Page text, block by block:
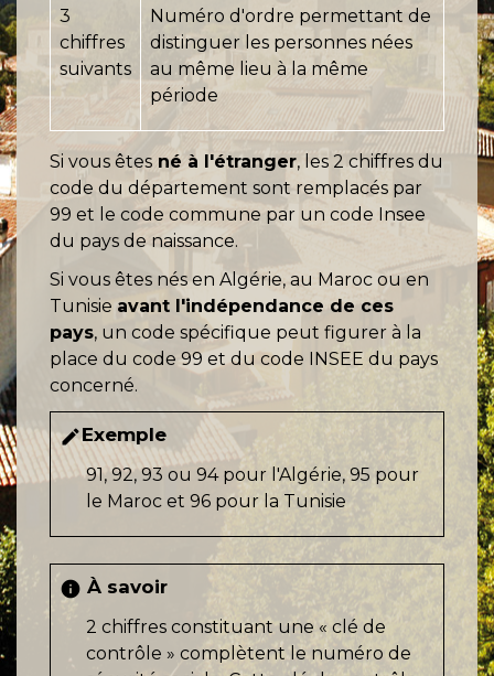
3
chiffres
suivants
Numéro d'ordre permettant de
distinguer les personnes nées
au même lieu à la même
période
Si vous êtes né à l'étranger, les 2 chiffres du
code du département sont remplacés par
99 et le code commune par un code Insee
du pays de naissance.
Si vous êtes nés en Algérie, au Maroc ou en
Tunisie avant l'indépendance de ces
pays, un code spécifique peut figurer à la
place du code 99 et du code INSEE du pays
concerné.
editExemple
91, 92, 93 ou 94 pour l'Algérie, 95 pour
le Maroc et 96 pour la Tunisie
info À savoir
2 chiffres constituant une « clé de
contrôle » complètent le numéro de